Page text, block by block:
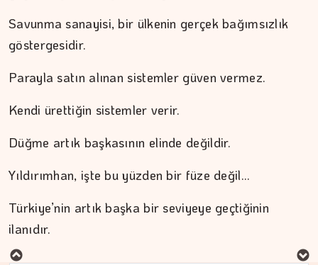
Savunma sanayisi, bir ülkenin gerçek bağımsızlık
göstergesidir.
Parayla satın alınan sistemler güven vermez.
Kendi ürettiğin sistemler verir.
Düğme artık başkasının elinde değildir.
Yıldırımhan, işte bu yüzden bir füze değil…
Türkiye’nin artık başka bir seviyeye geçtiğinin
ilanıdır.
MURAT DOĞAN
Aç kalan sadece mideniz…